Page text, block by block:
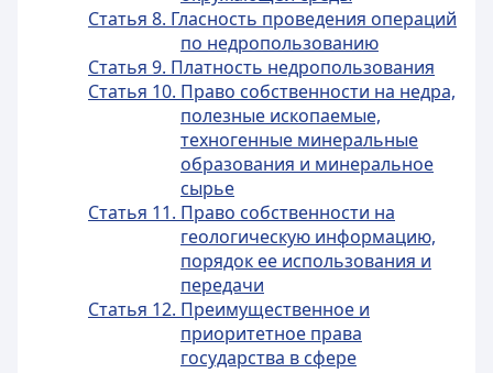
Статья 8. Гласность проведения операций
по недропользованию
Статья 9. Платность недропользования
Статья 10. Право собственности на недра,
полезные ископаемые,
техногенные минеральные
образования и минеральное
сырье
Статья 11. Право собственности на
геологическую информацию,
порядок ее использования и
передачи
Статья 12. Преимущественное и
приоритетное права
государства в сфере